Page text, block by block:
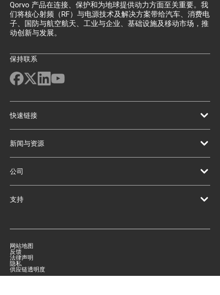
Qorvo 产品在连接、保护和为地球提供动力方面至关重要。我
们将核心射频（RF）与电源技术及解决方案带给汽车、消费电
子、国防与航空航天、工业与企业、基础设施及移动市场，推
动创新与发展。
保持联系
快速链接
新闻与资源
公司
支持
网站地图
反馈
法律声明
隐私
供应链透明度